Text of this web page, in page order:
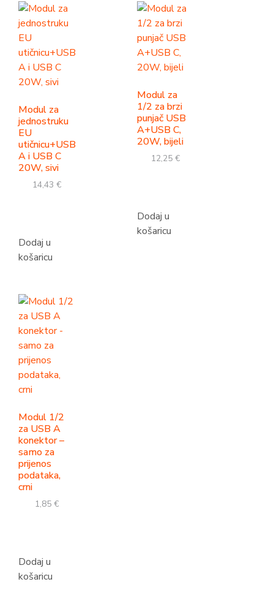
Modul za
jednostruku
EU
utičnicu+USB
A i USB C
20W, sivi
14,43€
Dodaj u
košaricu
Modul za
1/2 za brzi
punjač USB
A+USB C,
20W, bijeli
12,25€
Dodaj u
košaricu
Modul 1/2
za USB A
konektor –
samo za
prijenos
podataka,
crni
1,85€
Dodaj u
košaricu